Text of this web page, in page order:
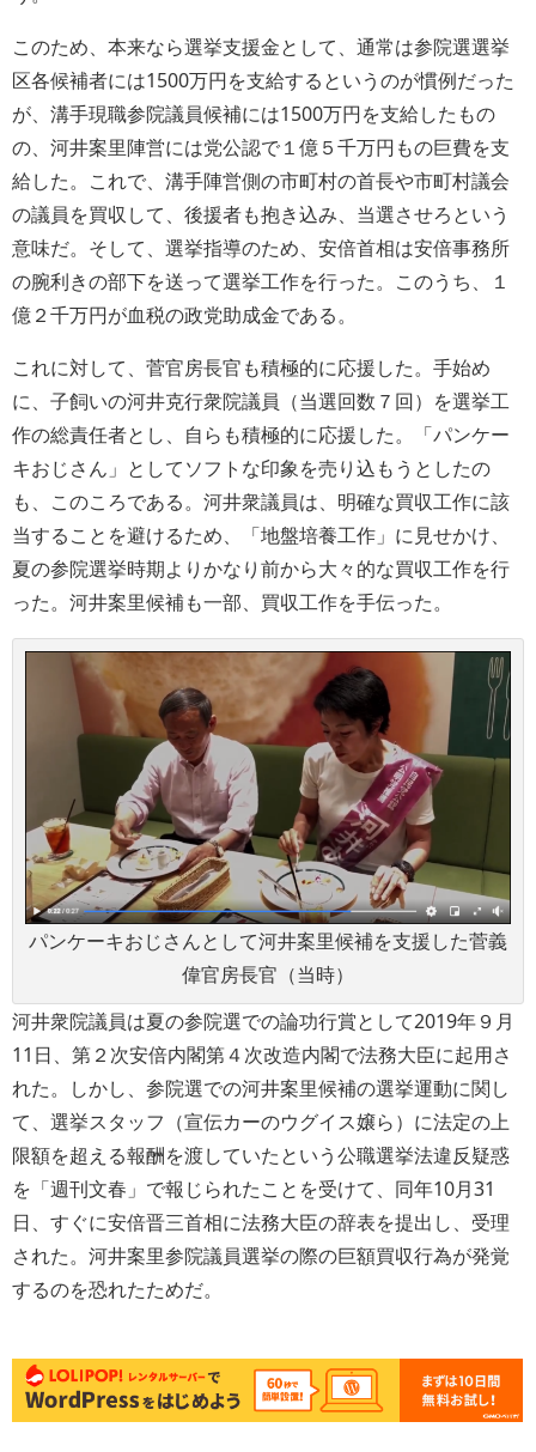
このため、本来なら選挙支援金として、通常は参院選選挙
区各候補者には1500万円を支給するというのが慣例だった
が、溝手現職参院議員候補には1500万円を支給したもの
の、河井案里陣営には党公認で１億５千万円もの巨費を支
給した。これで、溝手陣営側の市町村の首長や市町村議会
の議員を買収して、後援者も抱き込み、当選させろという
意味だ。そして、選挙指導のため、安倍首相は安倍事務所
の腕利きの部下を送って選挙工作を行った。このうち、１
億２千万円が血税の政党助成金である。
これに対して、菅官房長官も積極的に応援した。手始め
に、子飼いの河井克行衆院議員（当選回数７回）を選挙工
作の総責任者とし、自らも積極的に応援した。「パンケー
キおじさん」としてソフトな印象を売り込もうとしたの
も、このころである。河井衆議員は、明確な買収工作に該
当することを避けるため、「地盤培養工作」に見せかけ、
夏の参院選挙時期よりかなり前から大々的な買収工作を行
った。河井案里候補も一部、買収工作を手伝った。
パンケーキおじさんとして河井案里候補を支援した菅義
偉官房長官（当時）
河井衆院議員は夏の参院選での論功行賞として2019年９月
11日、第２次安倍内閣第４次改造内閣で法務大臣に起用さ
れた。しかし、参院選での河井案里候補の選挙運動に関し
て、選挙スタッフ（宣伝カーのウグイス嬢ら）に法定の上
限額を超える報酬を渡していたという公職選挙法違反疑惑
を「週刊文春」で報じられたことを受けて、同年10月31
日、すぐに安倍晋三首相に法務大臣の辞表を提出し、受理
された。河井案里参院議員選挙の際の巨額買収行為が発覚
するのを恐れたためだ。